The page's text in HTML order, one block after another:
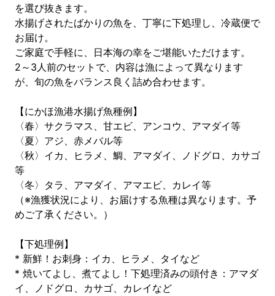
を選び抜きます。
水揚げされたばかりの魚を、丁寧に下処理し、冷蔵便で
お届け。
ご家庭で手軽に、日本海の幸をご堪能いただけます。
2～3人前のセットで、内容は漁によって異なります
が、旬の魚をバランス良く詰め合わせます。
【にかほ漁港水揚げ魚種例】
〈春〉サクラマス、甘エビ、アンコウ、アマダイ等
〈夏〉アジ、赤メバル等
〈秋〉イカ、ヒラメ、鯛、アマダイ、ノドグロ、カサゴ
等
〈冬〉タラ、アマダイ、アマエビ、カレイ等
（※漁獲状況により、お届けする魚種は異なります。予
めご了承ください。）
【下処理例】
* 新鮮！お刺身：イカ、ヒラメ、タイなど
* 焼いてよし、煮てよし！下処理済みの頭付き：アマダ
イ、ノドグロ、カサゴ、カレイなど